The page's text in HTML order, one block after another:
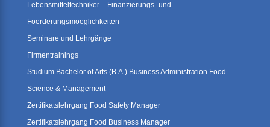
Lebensmitteltechniker – Finanzierungs- und
Foerderungsmoeglichkeiten
Seminare und Lehrgänge
Firmentrainings
Studium Bachelor of Arts (B.A.) Business Administration Food
Science & Management
Zertifikatslehrgang Food Safety Manager
Zertifikatslehrgang Food Business Manager